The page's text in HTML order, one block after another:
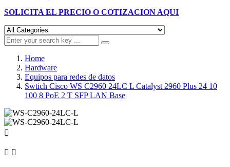
SOLICITA EL PRECIO O COTIZACION AQUI
Home
Hardware
Equipos para redes de datos
Swtich Cisco WS C2960 24LC L Catalyst 2960 Plus 24 10
100 8 PoE 2 T SFP LAN Base

 